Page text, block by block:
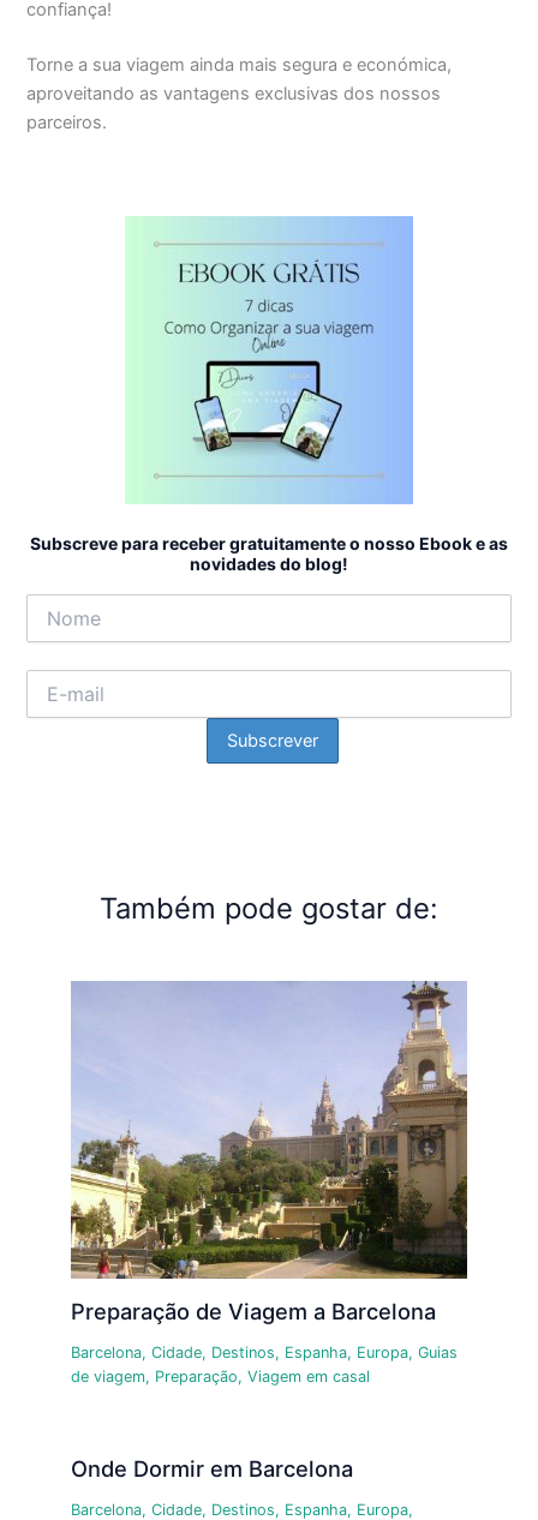
confiança!
Torne a sua viagem ainda mais segura e económica,
aproveitando as vantagens exclusivas dos nossos
parceiros.
Subscreve para receber gratuitamente o nosso Ebook e as
novidades do blog!
Também pode gostar de:
Preparação de Viagem a Barcelona
Barcelona, Cidade, Destinos, Espanha, Europa, Guias
de viagem, Preparação, Viagem em casal
Onde Dormir em Barcelona
Barcelona, Cidade, Destinos, Espanha, Europa,